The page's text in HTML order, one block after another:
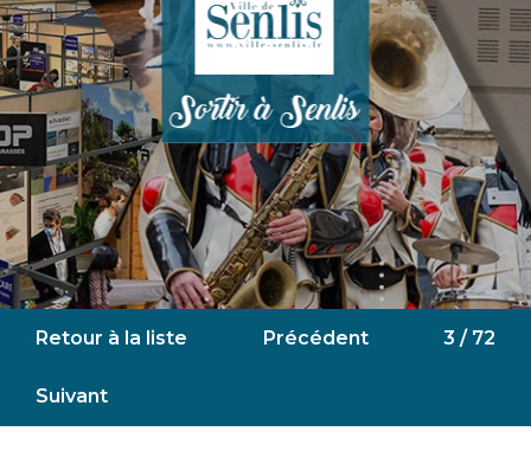
Retour à la liste Précédent 3 / 72
Suivant